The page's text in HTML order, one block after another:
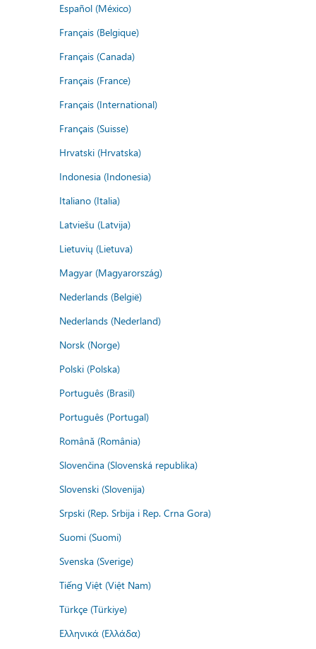
Español (México)
Français (Belgique)
Français (Canada)
Français (France)
Français (International)
Français (Suisse)
Hrvatski (Hrvatska)
Indonesia (Indonesia)
Italiano (Italia)
Latviešu (Latvija)
Lietuvių (Lietuva)
Magyar (Magyarország)
Nederlands (België)
Nederlands (Nederland)
Norsk (Norge)
Polski (Polska)
Português (Brasil)
Português (Portugal)
Română (România)
Slovenčina (Slovenská republika)
Slovenski (Slovenija)
Srpski (Rep. Srbija i Rep. Crna Gora)
Suomi (Suomi)
Svenska (Sverige)
Tiếng Việt (Việt Nam)
Türkçe (Türkiye)
Ελληνικά (Ελλάδα)